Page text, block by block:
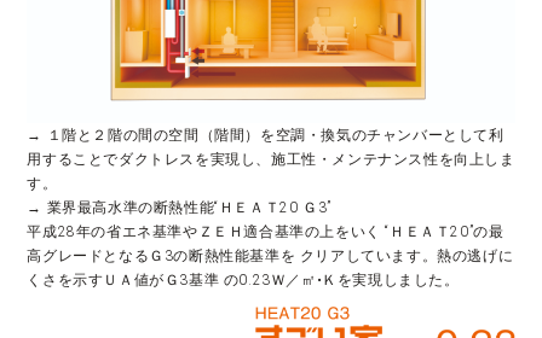
→ １階と２階の間の空間（階間）を空調・換気のチャンバーとして利
用することでダクトレスを実現し、施工性・メンテナンス性を向上しま
す。
→ 業界最高水準の断熱性能“ＨＥＡＴ20 Ｇ3”
平成28年の省エネ基準やＺＥＨ適合基準の上をいく “ＨＥＡＴ20”の最
高グレードとなるＧ3の断熱性能基準を クリアしています。熱の逃げに
くさを示すＵＡ値がＧ3基準 の0.23Ｗ／㎡•Ｋを実現しました。